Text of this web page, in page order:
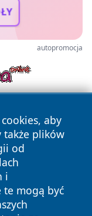
autopromocja
aby
także plików
od
i
te mogą być
zastrzeżone.